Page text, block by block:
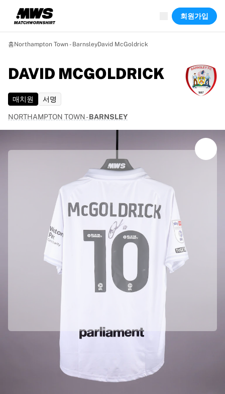
하이라이트
월드 챔피언십 경매
레전드 컬렉션
투르 드 프랑스
경매
곧 종료
숨은 보석
상품
액자에 담긴 유니폼
월드 챔피언십 경매
레전드 컬렉션
미국
FC 바이에른 뮌헨
회원가입
홈Northampton Town - BarnsleyDavid McGoldrick
DAVID MCGOLDRICK
매치원 서명
NORTHAMPTON TOWN-BARNSLEY
Barnsley의 공식 파트너입니다
정품임을 보장하기 위해 이 상품을 Barnsley에서 직접 수집하였습니다.
Fabricks를 통해 정품 인증 되었습니다.